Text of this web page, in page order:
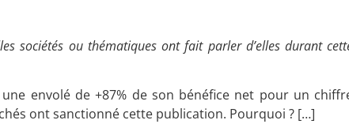
sociétés ou thématiques ont fait parler d’elles durant
envolé de +87% de son bénéfice net pour un
ont sanctionné cette publication. Pourquoi ? […]